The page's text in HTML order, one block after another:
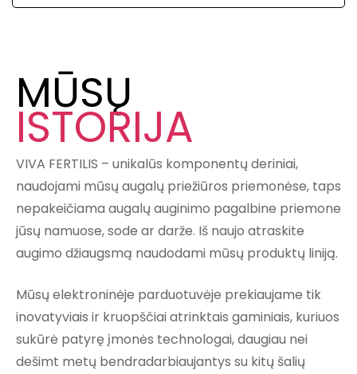
MŪSŲ
ISTORIJA
VIVA FERTILIS – unikalūs komponentų deriniai,
naudojami mūsų augalų priežiūros priemonėse, taps
nepakeičiama augalų auginimo pagalbine priemone
jūsų namuose, sode ar darže. Iš naujo atraskite
augimo džiaugsmą naudodami mūsų produktų liniją.
Mūsų elektroninėje parduotuvėje prekiaujame tik
inovatyviais ir kruopščiai atrinktais gaminiais, kuriuos
sukūrė patyrę įmonės technologai, daugiau nei
dešimt metų bendradarbiaujantys su kitų šalių